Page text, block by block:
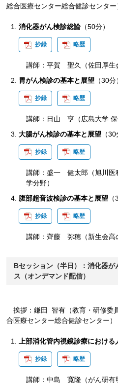
総合医療センター総合健診センター
消化器がん検診総論 （50分）
抄録 略歴
講師：平賀 聖久（佐田厚生
胃がん検診の基本と展望 （30分
抄録 略歴
講師：日山 亨（広島大学 保
大腸がん検診の基本と展望 （30
抄録 略歴
講師：盛一 健太郎（旭川医
学分野）
腹部超音波検診の基本と展望
抄録 略歴
講師：齊藤 弥穂（新生会高
Bセッション（半日）：消化器が
ス（オンデマンド配信）
挨拶：鎌田 智有（教育・研修
合医療センター総合健診センター）
上部消化管内視鏡診療におけ
抄録 略歴
講師：中島 寛隆（がん研有